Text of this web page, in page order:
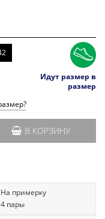
Идут размер в
размер
В КОРЗИНУ
На примерку
4 пары